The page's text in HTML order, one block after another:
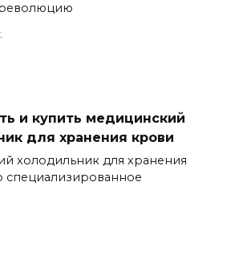
и купить медицинский
для хранения крови
холодильник для хранения
специализированное